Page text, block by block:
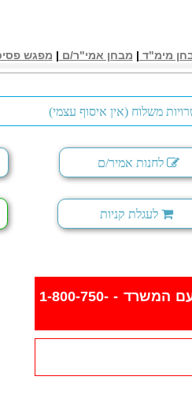
מימ"ד | מבחן אמי"ר/ם | מפגש
משלוח (אין איסוף עצמי)
לחנות אמיר/ם
לעגלת קניות
לא ניתן לרכוש פריט זה, אנא צרו קשר עם המשרד - 1-800-750-